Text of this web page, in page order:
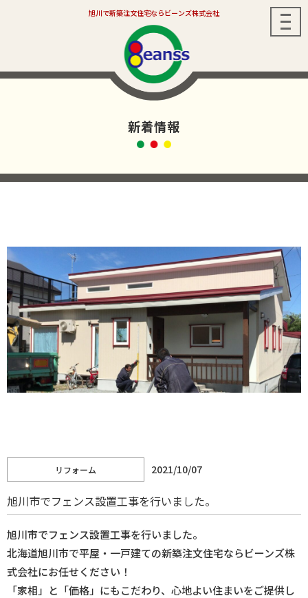
旭川で新築注文住宅ならビーンズ株式会社
メ
ニ
新着情報
リフォーム 2021/10/07
旭川市でフェンス設置工事を行いました。
旭川市でフェンス設置工事を行いました。
北海道旭川市で平屋・一戸建ての新築注文住宅ならビーンズ株
式会社にお任せください！
「家相」と「価格」にもこだわり、心地よい住まいをご提供し